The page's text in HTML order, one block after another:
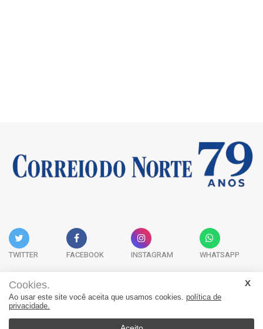
TWITTER FACEBOOK INSTAGRAM WHATSAPP
Acervo Digital Fale Conosco Quem Somos
Cookies.
Ao usar este site você aceita que usamos cookies. política de
privacidade.